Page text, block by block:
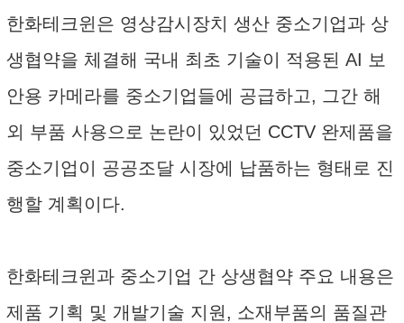
한화테크윈은 영상감시장치 생산 중소기업과 상
생협약을 체결해 국내 최초 기술이 적용된 AI 보
안용 카메라를 중소기업들에 공급하고, 그간 해
외 부품 사용으로 논란이 있었던 CCTV 완제품을
중소기업이 공공조달 시장에 납품하는 형태로 진
행할 계획이다.
한화테크윈과 중소기업 간 상생협약 주요 내용은
제품 기획 및 개발기술 지원, 소재부품의 품질관